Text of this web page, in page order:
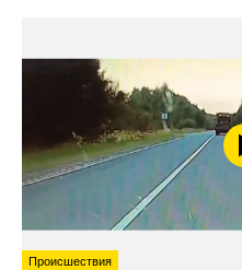
Происшествия